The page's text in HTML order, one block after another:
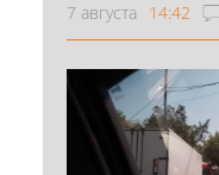
7 августа 14:42